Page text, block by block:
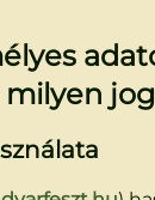
milyen